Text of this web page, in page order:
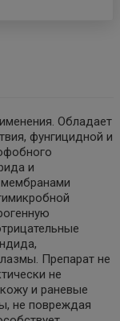
Обладает
фунгицидной и
и
Препарат не
не
и раневые
не повреждая